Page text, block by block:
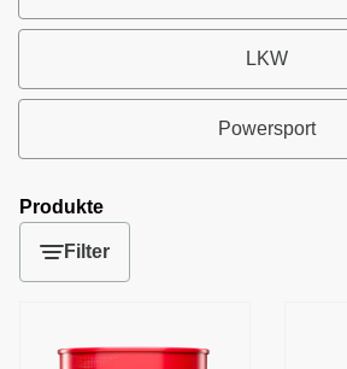
LKW
Powersport
Produkte
Filter